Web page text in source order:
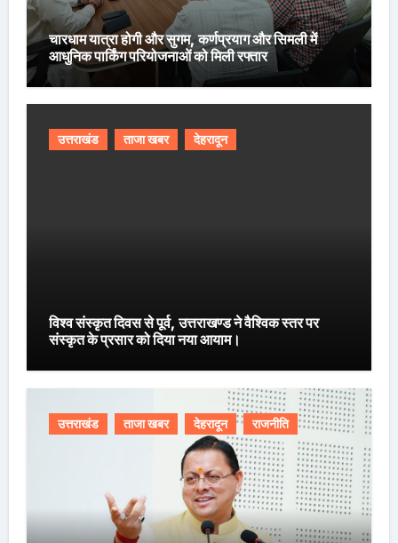
चारधाम यात्रा होगी और सुगम, कर्णप्रयाग और सिमली में
आधुनिक पार्किंग परियोजनाओं को मिली रफ्तार
उत्तराखंड ताजा खबर देहरादून
विश्व संस्कृत दिवस से पूर्व, उत्तराखण्ड ने वैश्विक स्तर पर
संस्कृत के प्रसार को दिया नया आयाम।
उत्तराखंड ताजा खबर देहरादून राजनीति